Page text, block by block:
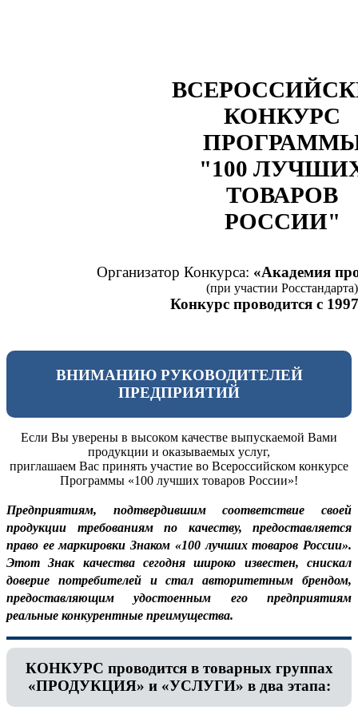
КОНКУРС
"100
ТОВАРОВ
РОССИИ"
Организатор Конкурса: «Академия
(при участии Росстандарта)
Конкурс проводится с
ВНИМАНИЮ РУКОВОДИТЕЛЕЙ
ПРЕДПРИЯТИЙ
Если Вы уверены в высоком качестве выпускаемой Вами
продукции и оказываемых услуг,
приглашаем Вас принять участие во Всероссийском конкурсе
Программы «100 лучших товаров России»!
Предприятиям, подтвердившим соответствие своей
продукции требованиям по качеству, предоставляется
право ее маркировки Знаком «100 лучших товаров России».
Этот Знак качества сегодня широко известен, снискал
доверие потребителей и стал авторитетным брендом,
предоставляющим удостоенным его предприятиям
реальные конкурентные преимущества.
КОНКУРС проводится в товарных группах
«ПРОДУКЦИЯ» и «УСЛУГИ» в два этапа: